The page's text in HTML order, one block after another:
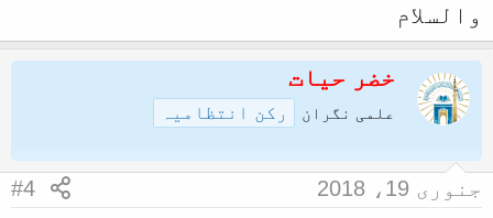
والسلام
خضر حیات
علمی نگران رکن انتظامیہ
جنوری 19، 2018 #4